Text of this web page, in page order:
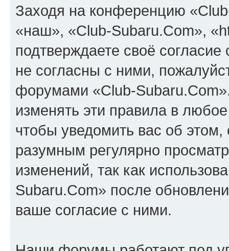
Заходя на конференцию
«наш», «Club-Subaru.Com»,
подтверждаете своё
не согласны с ними,
форумами «Club-
изменять эти правила в
чтобы уведомить вас об
разумным регулярно
изменений, так как
Subaru.Com» после
ваше согласие с ними.